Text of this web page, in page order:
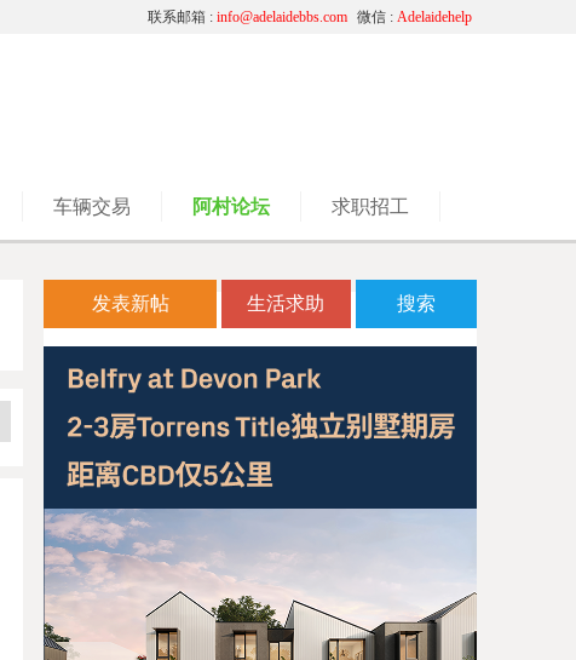
微信 : Adelaidehelp
联系邮箱 : info@adelaidebbs.com
车辆交易 阿村论坛 求职招工
发表新帖 生活求助 搜索